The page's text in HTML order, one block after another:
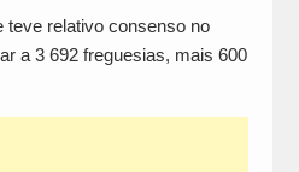
relativo consenso no
a 3 692 freguesias, mais 600